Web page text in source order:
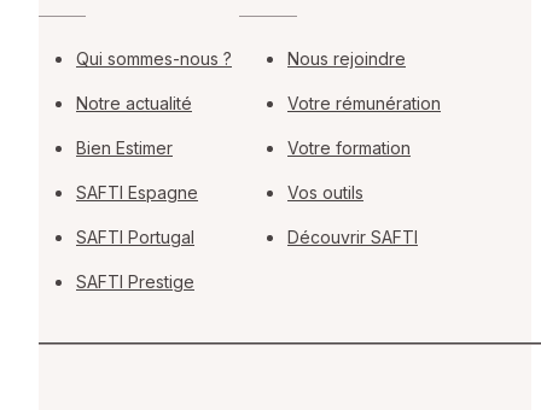
Qui sommes-nous ?
Notre actualité
Bien Estimer
SAFTI Espagne
SAFTI Portugal
SAFTI Prestige
Nous rejoindre
Votre rémunération
Votre formation
Vos outils
Découvrir SAFTI